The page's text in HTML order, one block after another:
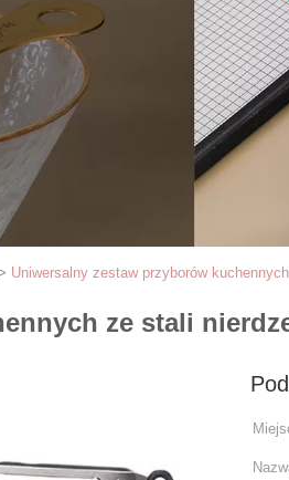
Uniwersalny zestaw przyborów
ze stali